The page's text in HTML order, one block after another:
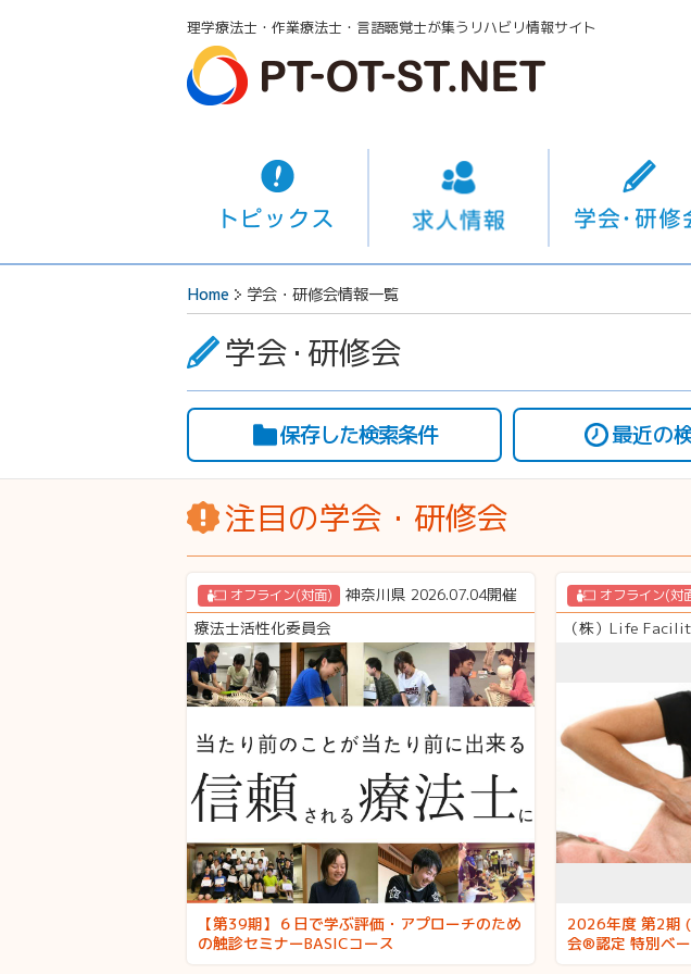
理学療法士・作業療法士・言語聴覚士が集うリハビリ情報サイト
Home 学会・研修会情報一覧
学会・研修会
保存した検索条件 最近の
注目の学会・研修会
オフライン(対面)
神奈川県 2026.07.04開催
療法士活性化委員会
【第39期】６日で学ぶ評価・アプローチのため
の触診セミナーBASICコース
オフライン(対
2026年度 第2期
会®︎認定 特別ベ